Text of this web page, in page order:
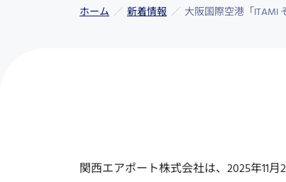
ホーム 新着情報 大阪国際空港「ITAMI
関西エアポート株式会社は、2025年11